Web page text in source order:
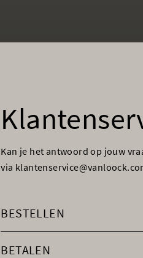
Kan je het antwoord op jouw
via
BESTELLEN
BETALEN